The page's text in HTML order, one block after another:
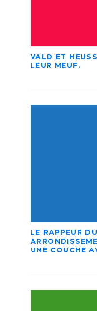
VALD ET
LEUR MEUF.
LE RAPPEUR
UNE COUCHE